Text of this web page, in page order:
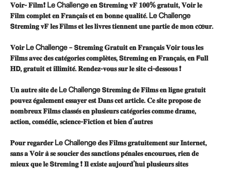
𝐕𝗼𝐢𝐫- 𝐅𝐢𝐥𝐦❗ Le Challenge 𝐞𝐧 𝗦𝐭𝐫𝐞𝐦𝐢𝐧𝐠 𝐯𝐅 𝟏𝟎𝟎% 𝐠𝐫𝐚𝐭𝐮𝐢𝐭, 𝐕𝗼𝐢𝐫 𝐥𝐞
𝐅𝐢𝐥𝐦 𝐜𝐨𝐦𝐩𝐥𝐞𝐭 𝐞𝐧 𝐅𝐫𝐚𝐧𝐜̧𝐚𝐢𝐬 𝐞𝐭 𝐞𝐧 𝐛𝐨𝐧𝐧𝐞 𝐪𝐮𝐚𝐥𝐢𝐭𝐞́. Le Challenge
𝗦𝐭𝐫𝐞𝐦𝐢𝐧𝐠 𝐯𝐅 𝐥𝐞𝐬 𝐅𝐢𝐥𝐦𝐬 𝐞𝐭 𝐥𝐞𝐬 𝐥𝐢𝐯𝐫𝐞𝐬 𝐭𝐢𝐞𝐧𝐧𝐞𝐧𝐭 𝐮𝐧𝐞 𝐩𝐚𝐫𝐭𝐢𝐞 𝐝𝐞 𝐦𝐨𝐧 𝐜œ𝐮𝐫.
𝐕𝗼𝐢𝐫 Le Challenge – 𝗦𝐭𝐫𝐞𝐦𝐢𝐧𝐠 𝐆𝐫𝐚𝐭𝐮𝐢𝐭 𝐞𝐧 𝐅𝐫𝐚𝐧𝐜̧𝐚𝐢𝐬 𝐕𝗼𝐢𝐫 𝐭𝐨𝐮𝐬 𝐥𝐞𝐬
𝐅𝐢𝐥𝐦𝐬 𝐚𝐯𝐞𝐜 𝐝𝐞𝐬 𝐜𝐚𝐭𝐞́𝐠𝐨𝐫𝐢𝐞𝐬 𝐜𝐨𝐦𝐩𝐥𝐞̀𝐭𝐞𝐬, 𝗦𝐭𝐫𝐞𝐦𝐢𝐧𝐠 𝐞𝐧 𝐅𝐫𝐚𝐧𝐜̧𝐚𝐢𝐬, 𝐞𝐧 𝗙𝐮𝐥𝐥
𝐇𝗗, 𝐠𝐫𝐚𝐭𝐮𝐢𝐭 𝐞𝐭 𝐢𝐥𝐥𝐢𝐦𝐢𝐭𝐞́. 𝐑𝐞𝐧𝐝𝐞𝐳-𝐯𝐨𝐮𝐬 𝐬𝐮𝐫 𝐥𝐞 𝐬𝐢𝐭𝐞 𝐜𝐢-𝐝𝐞𝐬𝐬𝐨𝐮𝐬 ❗
𝐔𝐧 𝐚𝐮𝐭𝐫𝐞 𝐬𝐢𝐭𝐞 𝐝𝐞 Le Challenge 𝗦𝐭𝐫𝐞𝐦𝐢𝐧𝐠 𝐝𝐞 𝐅𝐢𝐥𝐦𝐬 𝐞𝐧 𝐥𝐢𝐠𝐧𝐞 𝐠𝐫𝐚𝐭𝐮𝐢𝐭
𝐩𝐨𝐮𝐯𝐞𝐳 𝐞́𝐠𝐚𝐥𝐞𝐦𝐞𝐧𝐭 𝐞𝐬𝐬𝐚𝐲𝐞𝐫 𝐞𝐬𝐭 𝐃𝐚𝐧𝐬 𝐜𝐞𝐭 𝐚𝐫𝐭𝐢𝐜𝐥𝐞. 𝐂𝐞 𝐬𝐢𝐭𝐞 𝐩𝐫𝐨𝐩𝐨𝐬𝐞 𝐝𝐞
𝐧𝐨𝐦𝐛𝐫𝐞𝐮𝐱 𝐅𝐢𝐥𝐦𝐬 𝐜𝐥𝐚𝐬𝐬𝐞́𝐬 𝐞𝐧 𝐩𝐥𝐮𝐬𝐢𝐞𝐮𝐫𝐬 𝐜𝐚𝐭𝐞́𝐠𝐨𝐫𝐢𝐞𝐬 𝐜𝐨𝐦𝐦𝐞 𝐝𝐫𝐚𝐦𝐞,
𝐚𝐜𝐭𝐢𝐨𝐧, 𝐜𝐨𝐦𝐞́𝐝𝐢𝐞, 𝐬𝐜𝐢𝐞𝐧𝐜𝐞-𝐅𝐢𝐜𝐭𝐢𝐨𝐧 𝐞𝐭 𝐛𝐢𝐞𝐧 𝐝’𝐚𝐮𝐭𝐫𝐞𝐬
𝐏𝐨𝐮𝐫 𝐫𝐞𝐠𝐚𝐫𝐝𝐞𝐫 Le Challenge 𝐝𝐞𝐬 𝐅𝐢𝐥𝐦𝐬 𝐠𝐫𝐚𝐭𝐮𝐢𝐭𝐞𝐦𝐞𝐧𝐭 𝐬𝐮𝐫 𝐈𝐧𝐭𝐞𝐫𝐧𝐞𝐭,
𝐬𝐚𝐧𝐬 𝐚 𝐕𝗼𝐢𝐫 𝐚̀ 𝐬𝐞 𝐬𝐨𝐮𝐜𝐢𝐞𝐫 𝐝𝐞𝐬 𝐬𝐚𝐧𝐜𝐭𝐢𝐨𝐧𝐬 𝐩𝐞́𝐧𝐚𝐥𝐞𝐬 𝐞𝐧𝐜𝐨𝐮𝐫𝐮𝐞𝐬, 𝐫𝐢𝐞𝐧 𝐝𝐞
𝐦𝐢𝐞𝐮𝐱 𝐪𝐮𝐞 𝐥𝐞 𝗦𝐭𝐫𝐞𝐦𝐢𝐧𝐠 ❗ 𝐈𝐥 𝐞𝐱𝐢𝐬𝐭𝐞 𝐚𝐮𝐣𝐨𝐮𝐫𝐝’𝐡𝐮𝐢 𝐩𝐥𝐮𝐬𝐢𝐞𝐮𝐫𝐬 𝐬𝐢𝐭𝐞𝐬